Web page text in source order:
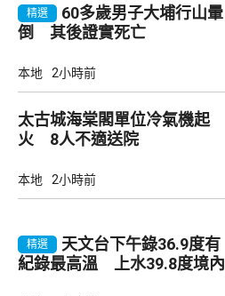
精選
60多歲男子大埔行山暈
倒 其後證實死亡
本地 2小時前
太古城海棠閣單位冷氣機起
火 8人不適送院
本地 2小時前
精選
天文台下午錄36.9度有
紀錄最高溫 上水39.8度境內